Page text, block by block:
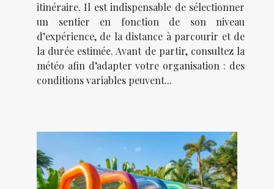
itinéraire. Il est indispensable de sélectionner
un sentier en fonction de son niveau
d’expérience, de la distance à parcourir et de
la durée estimée. Avant de partir, consultez la
météo afin d’adapter votre organisation : des
conditions variables peuvent...